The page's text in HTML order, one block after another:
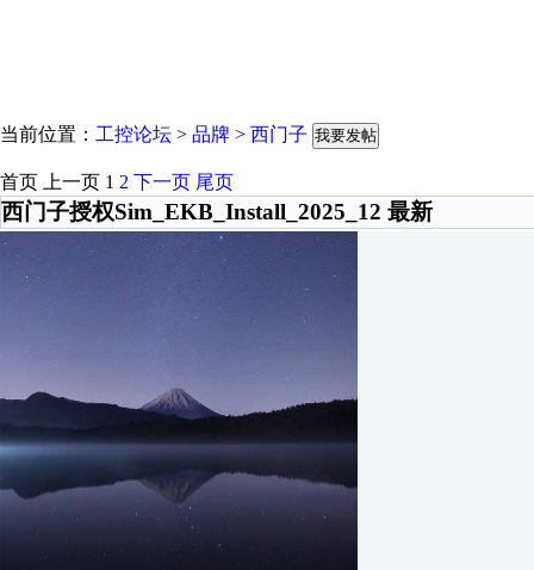
当前位置： 工控论坛 > 品牌 > 西门子 我要发帖
首页 上一页 1 2 下一页 尾页
西门子授权Sim_EKB_Install_2025_12 最新